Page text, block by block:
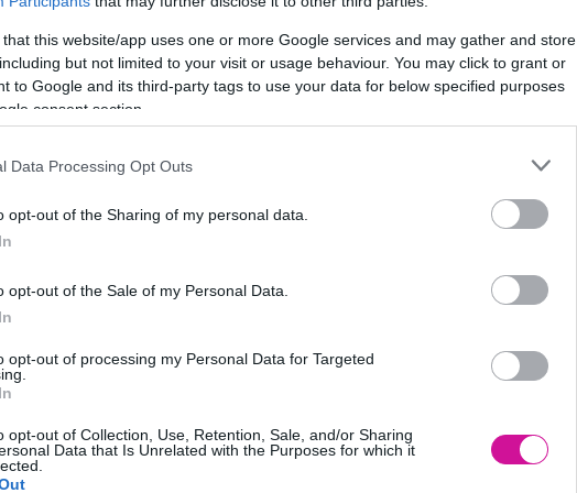
that this website/app uses one or more Google services and may gather and store
but not limited to your visit or usage behaviour. You may click to grant or
to Google and its third-party tags to use your data for below specified purposes
consent section.
Data Processing Opt Outs
opt-out of the Sharing of my personal data.
opt-out of the Sale of my Personal Data.
opt-out of processing my Personal Data for Targeted
opt-out of Collection, Use, Retention, Sale, and/or Sharing
Data that Is Unrelated with the Purposes for which it
Πρέπει να την πάρεις».
επιχειρηματίας
τι πιστεύω ότι θα γίνω ή θα κάνω».
φιλάνθρωπος, παρουσιάστρια